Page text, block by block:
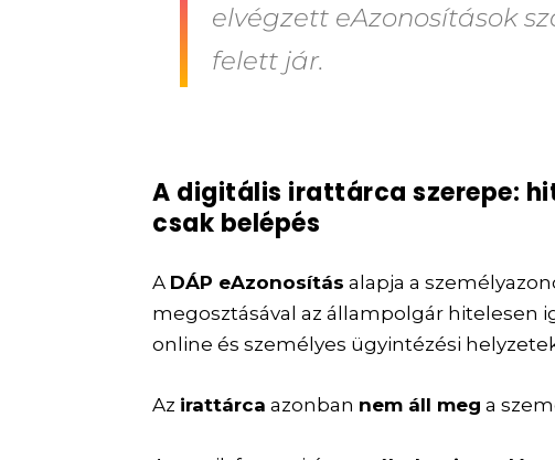
elvégzett eAzonosítások
felett jár.
A digitális irattárca szerepe:
csak belépés
A DÁP eAzonosítás alapja a
megosztásával az állampolgár hitelesen
online és személyes ügyintézési
Az irattárca azonban nem áll meg a